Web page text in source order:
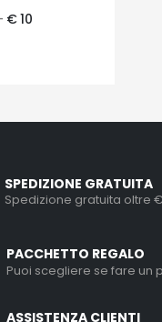
€ 10
SPEDIZIONE GRATUITA
Spedizione gratuita oltre
PACCHETTO REGALO
Puoi scegliere se fare un
ASSISTENZA CLIENTI